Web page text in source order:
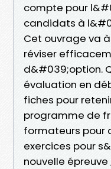
compte pour
candidats à
Cet ouvrage va
réviser
d&#039;option.
évaluation en
fiches pour
programme de
formateurs pour
exercices pour
nouvelle